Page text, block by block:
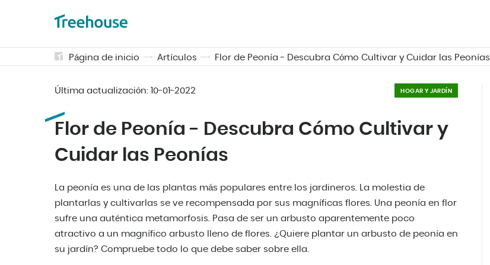
Página de inicio Artículos Flor de Peonía - Descubra Cómo Cultivar y Cuidar las Peonías
Última actualización: 10-01-2022 HOGAR Y JARDÍN
Flor de Peonía - Descubra Cómo Cultivar y
Cuidar las Peonías
La peonía es una de las plantas más populares entre los jardineros. La molestia de
plantarlas y cultivarlas se ve recompensada por sus magníficas flores. Una peonía en flor
sufre una auténtica metamorfosis. Pasa de ser un arbusto aparentemente poco
atractivo a un magnífico arbusto lleno de flores. ¿Quiere plantar un arbusto de peonía en
su jardín? Compruebe todo lo que debe saber sobre ella.